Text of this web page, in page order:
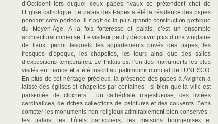
d’Occident lors duquel deux papes rivaux se prétendent chef de
l’Eglise catholique. Le palais des Papes a été la résidence des papes
pendant cette période. Il s’agit de la plus grande construction gothique
du Moyen-Âge. A la fois forteresse et palais, c’est un ensemble
architectural immense. Le visiteur peut y découvrir plus d’une vingtaine
de lieux, parmi lesquels les appartements privés des papes, les
fresques d’époque, les chapelles, les tours ainsi que des salles
d’expositions temporaires. Le Palais est l’un des monuments les plus
visités en France et a été inscrit au patrimoine mondial de l’UNESCO.
En plus de cet héritage précieux, la présence des papes à Avignon a
laissé des églises et chapelles par centaines - si bien que la ville est
parsemée de clochers : un cathédrale majestueuse, des livrées
cardinalices, de riches collections de peintures et des couvents. Sans
compter les monuments non religieux admirablement bien conservés :
les palais, les hôtels particuliers, les maisons bourgeoises et